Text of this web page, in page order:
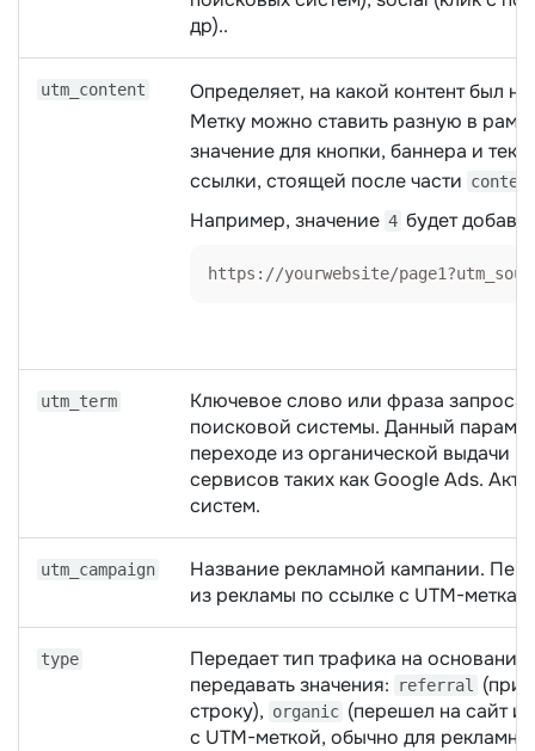
др)..
utm_content
Определяет, на какой контент был
Метку можно ставить разную в
значение для кнопки, баннера и
ссылки, стоящей после части
Например, значение 4 будет
https://yourwebsite/
utm_term
Ключевое слово или фраза запроса,
поисковой системы. Данный
переходе из органической выдачи
сервисов таких как Google Ads.
систем.
utm_campaign
Название рекламной кампании.
из рекламы по ссылке с UTM-
type
Передает тип трафика на
передавать значения:
referral
строку), organic (перешел на сайт
с UTM-меткой, обычно для